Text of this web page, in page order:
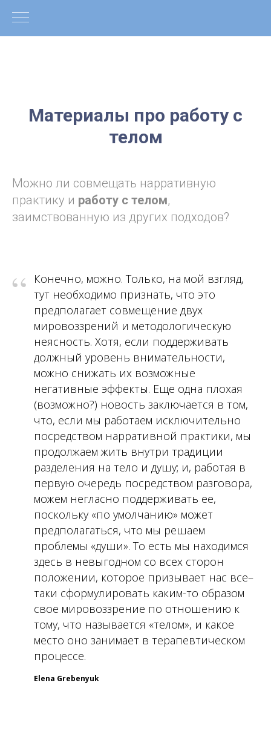
Материалы про работу с
телом
Можно ли совмещать нарративную
практику и работу с телом,
заимствованную из других подходов?
“
Конечно, можно. Только, на мой взгляд,
тут необходимо признать, что это
предполагает совмещение двух
мировоззрений и методологическую
неясность. Хотя, если поддерживать
должный уровень внимательности,
можно снижать их возможные
негативные эффекты. Еще одна плохая
(возможно?) новость заключается в том,
что, если мы работаем исключительно
посредством нарративной практики, мы
продолжаем жить внутри традиции
разделения на тело и душу; и, работая в
первую очередь посредством разговора,
можем негласно поддерживать ее,
поскольку «по умолчанию» может
предполагаться, что мы решаем
проблемы «души». То есть мы находимся
здесь в невыгодном со всех сторон
положении, которое призывает нас все–
таки сформулировать каким-то образом
свое мировоззрение по отношению к
тому, что называется «телом», и какое
место оно занимает в терапевтическом
процессе.
Elena Grebenyuk